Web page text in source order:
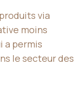
via
moins
a permis
le secteur des